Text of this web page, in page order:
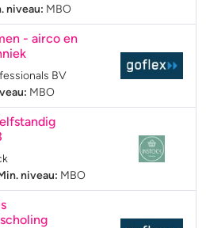
niveau: MBO
- airco en
BV
MBO
niveau: MBO